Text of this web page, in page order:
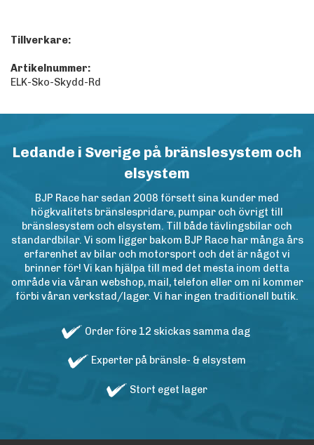
Tillverkare:
Artikelnummer:
ELK-Sko-Skydd-Rd
Ledande i Sverige på bränslesystem och
elsystem
BJP Race har sedan 2008 försett sina kunder med
högkvalitets bränslespridare, pumpar och övrigt till
bränslesystem och elsystem. Till både tävlingsbilar och
standardbilar. Vi som ligger bakom BJP Race har många års
erfarenhet av bilar och motorsport och det är något vi
brinner för! Vi kan hjälpa till med det mesta inom detta
område via våran webshop, mail, telefon eller om ni kommer
förbi våran verkstad/lager. Vi har ingen traditionell butik.
Order före 12 skickas samma dag
Experter på bränsle- & elsystem
Stort eget lager